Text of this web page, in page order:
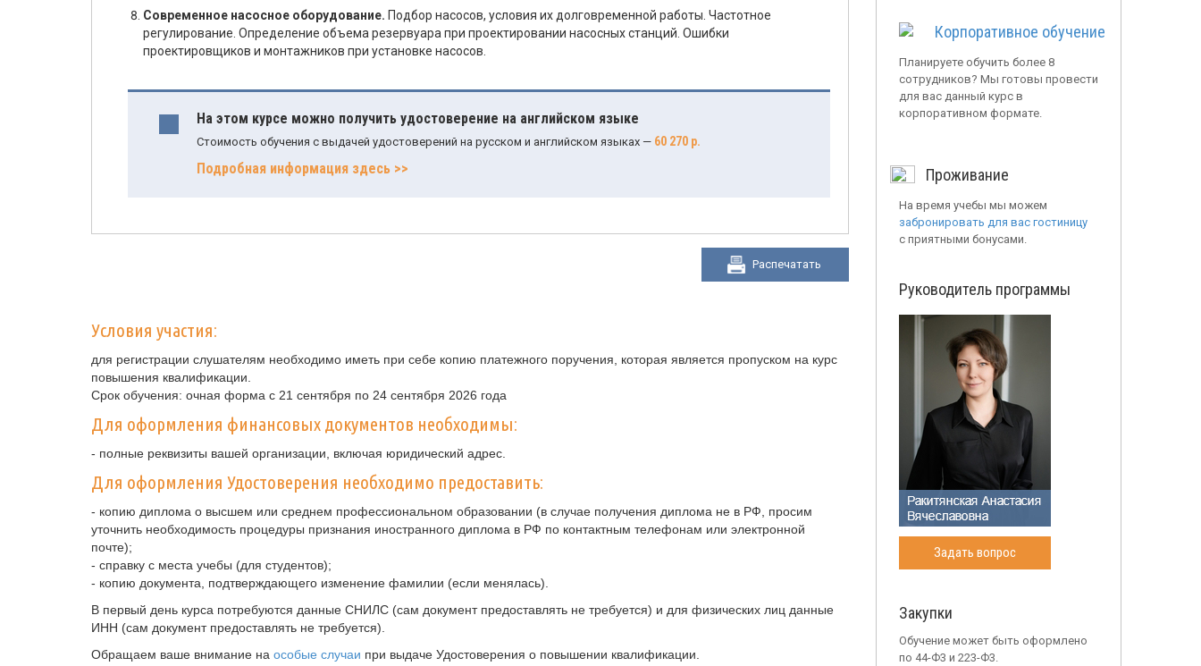
Современное насосное оборудование. Подбор насосов, условия их долговременной работы. Частотное
регулирование. Определение объема резервуара при проектировании насосных станций. Ошибки
проектировщиков и монтажников при установке насосов.
На этом курсе можно получить удостоверение на английском языке
Стоимость обучения с выдачей удостоверений на русском и английском языках — 60 270 р.
Подробная информация здесь >>
Распечатать
Условия участия:
для регистрации слушателям необходимо иметь при себе копию платежного поручения, которая является пропуском на курс
повышения квалификации.
Срок обучения: очная форма с 21 сентября по 24 сентября 2026 года
Для оформления финансовых документов необходимы:
- полные реквизиты вашей организации, включая юридический адрес.
Для оформления Удостоверения необходимо предоставить:
- копию диплома о высшем или среднем профессиональном образовании (в случае получения диплома не в РФ, просим
уточнить необходимость процедуры признания иностранного диплома в РФ по контактным телефонам или электронной
почте);
- справку с места учебы (для студентов);
- копию документа, подтверждающего изменение фамилии (если менялась).
В первый день курса потребуются данные СНИЛС (сам документ предоставлять не требуется) и для физических лиц данные
ИНН (сам документ предоставлять не требуется).
Обращаем ваше внимание на особые случаи при выдаче Удостоверения о повышении квалификации.
Корпоративное обучение
Планируете обучить более 8
сотрудников? Мы готовы провести
для вас данный курс в
корпоративном формате.
Проживание
На время учебы мы можем
забронировать для вас гостиницу
с приятными бонусами.
Руководитель программы
Задать вопрос
Закупки
Обучение может быть оформлено
по 44-Ф3 и 223-Ф3.